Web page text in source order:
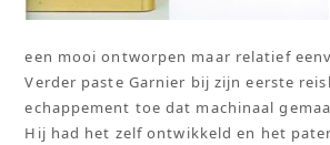
een mooi ontworpen maar relatief
Verder paste Garnier bij zijn eerste
echappement toe dat machinaal
Hij had het zelf ontwikkeld en het